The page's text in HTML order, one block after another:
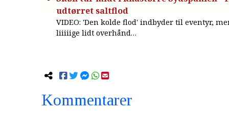
udtørret saltflod
VIDEO: 'Den kolde flod' indbyder til eventyr,
liiiiige lidt overhånd…
Kommentarer